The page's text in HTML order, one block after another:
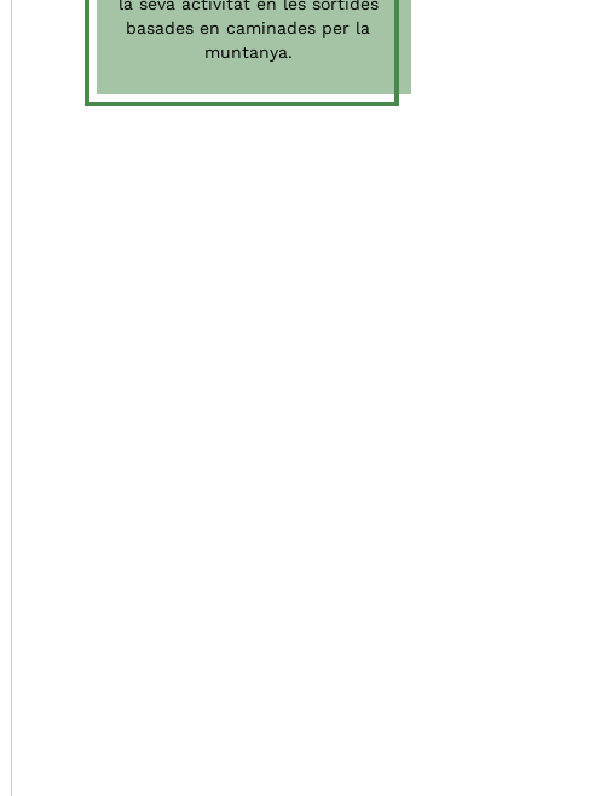
basades en caminades per la
muntanya.